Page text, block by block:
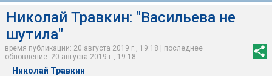
Николай Травкин: "Васильева не
шутила"
время публикации: 20 августа 2019 г., 19:18 | последнее
обновление: 20 августа 2019 г., 19:18
Николай Травкин